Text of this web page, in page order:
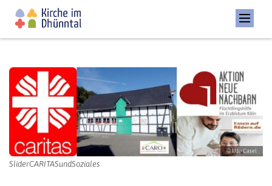
© Udo Casel
SliderCARITASundSoziales